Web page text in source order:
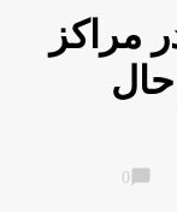
مراکز
chat_bubble